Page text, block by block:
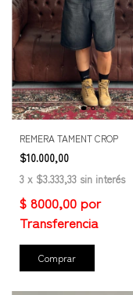
REMERA TAMENT CROP
$10.000,00
3 x $3.333,33 sin interés
Comprar